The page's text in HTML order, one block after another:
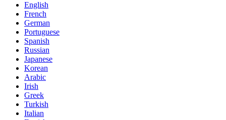
English
French
German
Portuguese
Spanish
Russian
Japanese
Korean
Arabic
Irish
Greek
Turkish
Italian